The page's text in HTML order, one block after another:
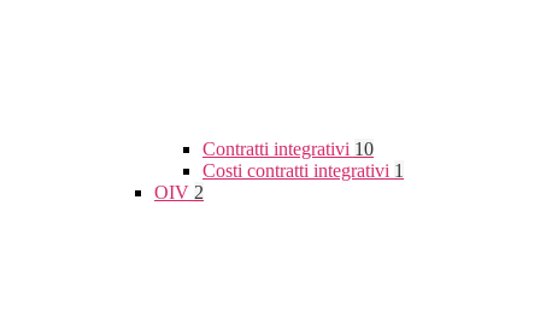
Contratti integrativi 10
Costi contratti integrativi 1
OIV 2